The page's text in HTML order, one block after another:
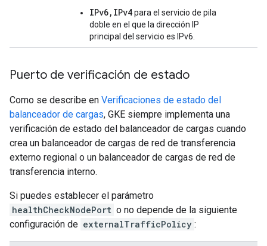
IPv6,IPv4para el servicio de pila
doble en el que la dirección IP
principal del servicio es IPv6.
Puerto de verificación de estado
Como se describe en Verificaciones de estado del
balanceador de cargas, GKE siempre implementa una
verificación de estado del balanceador de cargas cuando
crea un balanceador de cargas de red de transferencia
externo regional o un balanceador de cargas de red de
transferencia interno.
Si puedes establecer el parámetro
healthCheckNodePort o no depende de la siguiente
configuración de externalTrafficPolicy :